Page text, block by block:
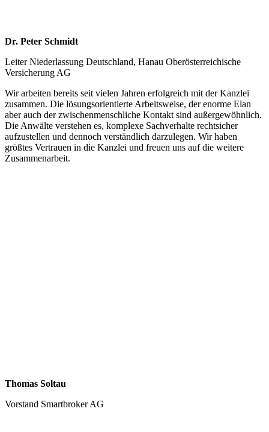
Dr. Peter Schmidt
Leiter Niederlassung Deutschland, Hanau Oberösterreichische
Versicherung AG
Wir arbeiten bereits seit vielen Jahren erfolgreich mit der Kanzlei
zusammen. Die lösungsorientierte Arbeitsweise, der enorme Elan
aber auch der zwischenmenschliche Kontakt sind außergewöhnlich.
Die Anwälte verstehen es, komplexe Sachverhalte rechtsicher
aufzustellen und dennoch verständlich darzulegen. Wir haben
größtes Vertrauen in die Kanzlei und freuen uns auf die weitere
Zusammenarbeit.
Thomas Soltau
Vorstand Smartbroker AG